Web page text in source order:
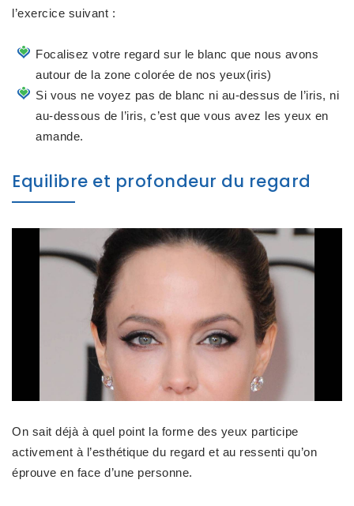
l’exercice suivant :
Focalisez votre regard sur le blanc que nous avons
autour de la zone colorée de nos yeux(iris)
Si vous ne voyez pas de blanc ni au-dessus de l’iris, ni
au-dessous de l’iris, c’est que vous avez les yeux en
amande.
Equilibre et profondeur du regard
On sait déjà à quel point la forme des yeux participe
activement à l’esthétique du regard et au ressenti qu’on
éprouve en face d’une personne.